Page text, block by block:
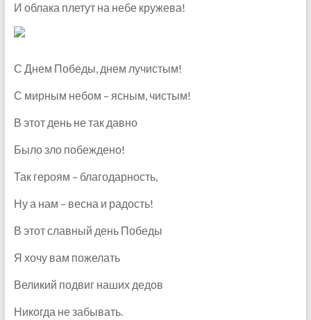
И облака плетут на небе кружева!
С Днем Победы, днем лучистым!
С мирным небом – ясным, чистым!
В этот день не так давно
Было зло побеждено!
Так героям – благодарность,
Ну а нам – весна и радость!
В этот славный день Победы
Я хочу вам пожелать
Великий подвиг наших дедов
Никогда не забывать.